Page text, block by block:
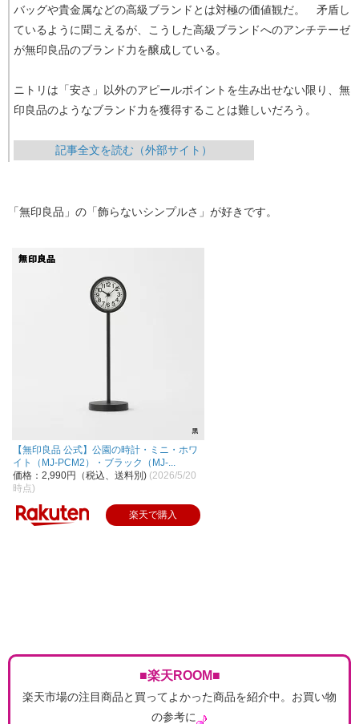
バッグや貴金属などの高級ブランドとは対極の価値観だ。 矛盾し
ているように聞こえるが、こうした高級ブランドへのアンチテーゼ
が無印良品のブランド力を醸成している。
ニトリは「安さ」以外のアピールポイントを生み出せない限り、無
印良品のようなブランド力を獲得することは難しいだろう。
​​記事全文を読む（外部サイト）
「無印良品」の「飾らないシンプルさ」が好きです。
【無印良品 公式】公園の時計・ミニ・ホワ
イト（MJ-PCM2）・ブラック（MJ-...
価格：2,990円（税込、送料別) (2026/5/20
時点)
楽天で購入
■楽天ROOM■
楽天市場の注目商品と買ってよかった商品を紹介中。お買い物
の参考に